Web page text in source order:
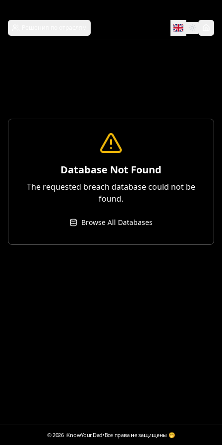
Database Not Found
The requested breach database could not be
found.
Browse All Databases
© 2026 iKnowYour.Dad•Все права не защищены 🤭